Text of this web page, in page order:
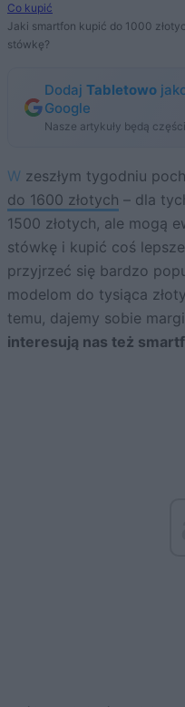
Co kupić
Jaki smartfon kupić do 1000
stówkę?
Dodaj Tabletowo
Google
Nasze artykuły będą
W zeszłym tygodniu
do 1600 złotych – dla
1500 złotych, ale mogą
stówkę i kupić coś
przyjrzeć się bardzo
modelom do tysiąca
temu, dajemy sobie
interesują nas też